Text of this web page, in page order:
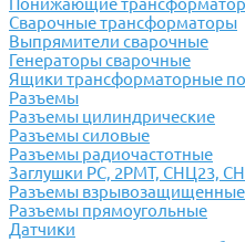
Понижающие
Сварочные трансформаторы
Выпрямители сварочные
Генераторы сварочные
Ящики трансформаторные
Разъемы
Разъемы цилиндрические
Разъемы силовые
Разъемы радиочастотные
Заглушки РС, 2РМТ, СНЦ23,
Разъемы взрывозащищенные
Разъемы прямоугольные
Датчики